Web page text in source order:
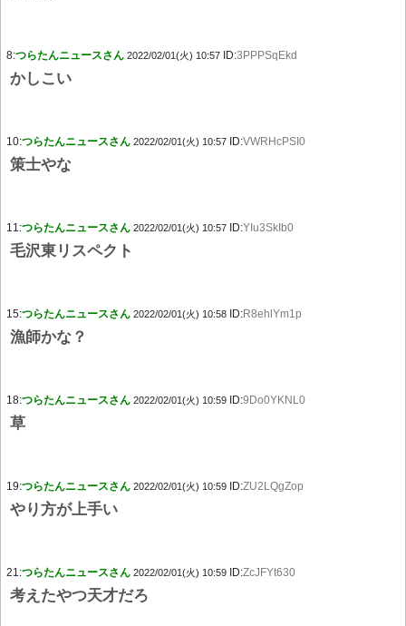
8:つらたんニュースさん 2022/02/01(火) 10:57 ID:3PPPSqEkd
かしこい
10:つらたんニュースさん 2022/02/01(火) 10:57 ID:VWRHcPSI0
策士やな
11:つらたんニュースさん 2022/02/01(火) 10:57 ID:YIu3SkIb0
毛沢東リスペクト
15:つらたんニュースさん 2022/02/01(火) 10:58 ID:R8ehlYm1p
漁師かな？
18:つらたんニュースさん 2022/02/01(火) 10:59 ID:9Do0YKNL0
草
19:つらたんニュースさん 2022/02/01(火) 10:59 ID:ZU2LQgZop
やり方が上手い
21:つらたんニュースさん 2022/02/01(火) 10:59 ID:ZcJFYt630
考えたやつ天才だろ